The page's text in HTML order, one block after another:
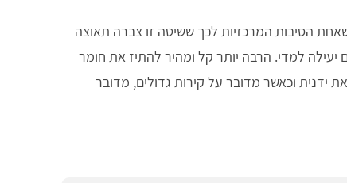
הסיבות המרכזיות לכך ששיטה זו צברה תאוצה
למדי. הרבה יותר קל ומהיר להתיז את חומר
ידנית וכאשר מדובר על קירות גדולים, מדובר